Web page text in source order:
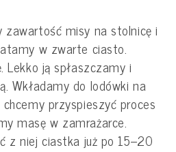
zawartość misy na stolnicę i
w zwarte ciasto.
Lekko ją spłaszczamy i
Wkładamy do lodówki na
przyspieszyć proces
masę w zamrażarce.
z niej ciastka już po 15–20